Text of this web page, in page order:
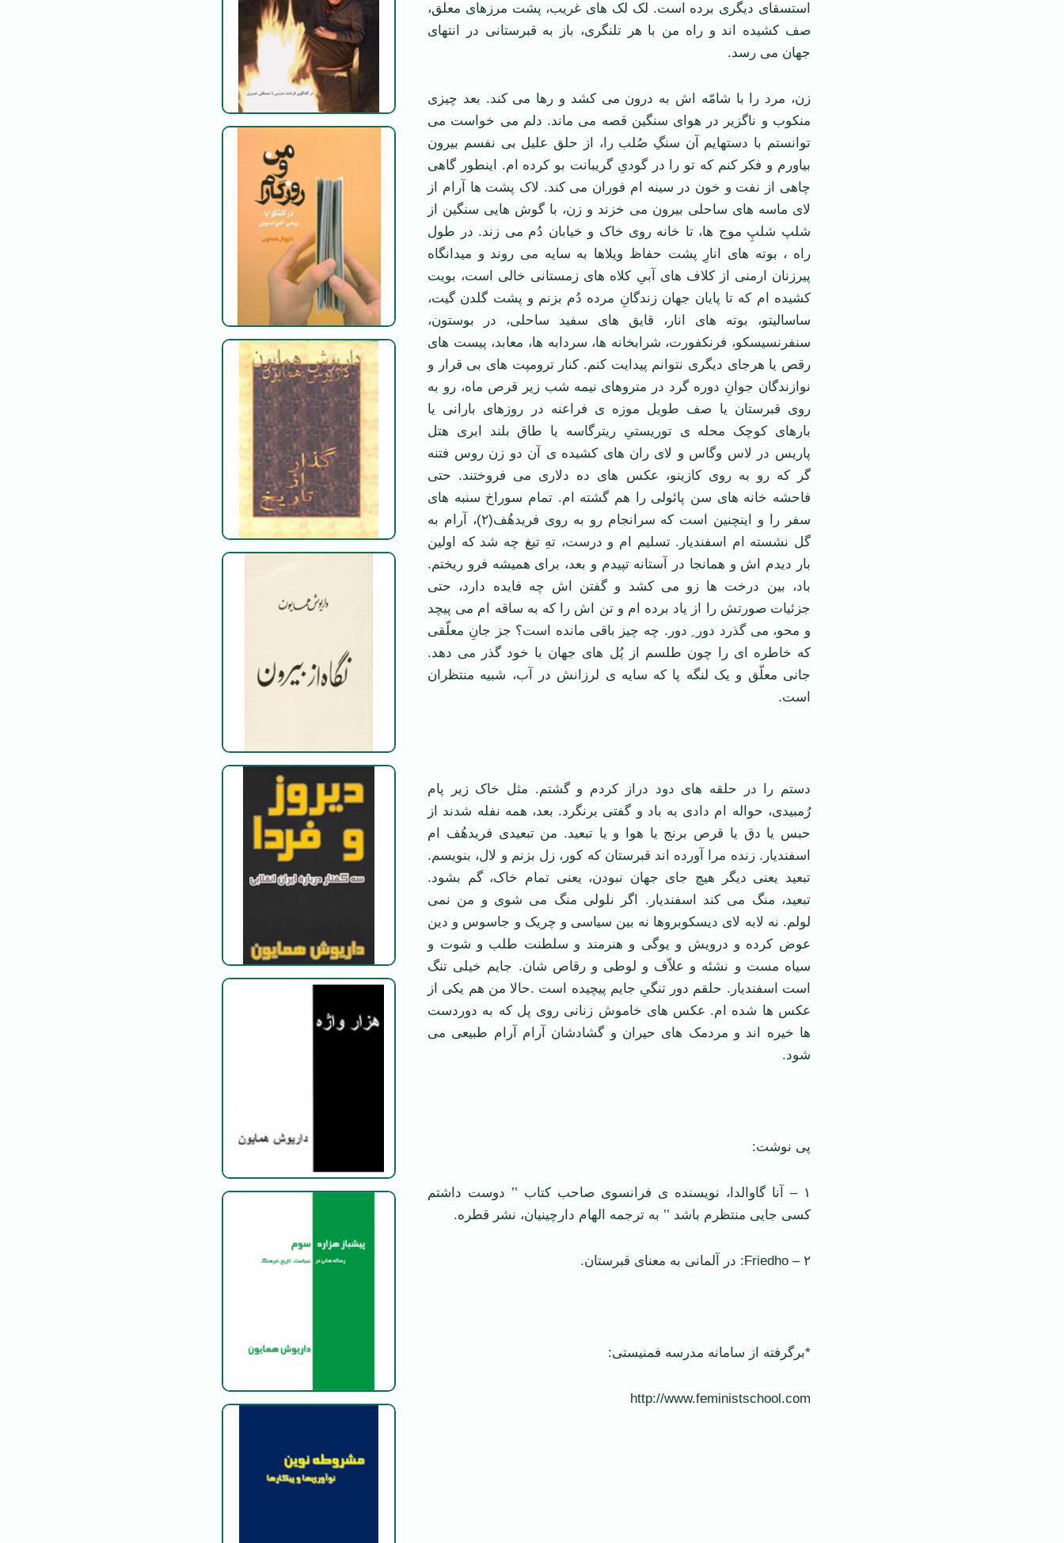
استسقای دیگری برده است. لک لک های غریب، پشت مرزهای معلق،
صف کشیده اند و راه من با هر تلنگری، باز به قبرستانی در انتهای
جهان می رسد.
زن، مرد را با شامّه اش به درون می کشد و رها می کند. بعد چیزی
منکوب و ناگزیر در هوای سنگین قصه می ماند. دلم می خواست می
توانستم با دستهایم آن سنگِ صُلب را، از حلق علیل بی نفسم بیرون
بیاورم و فکر کنم که تو را در گودیِ گریبانت بو کرده ام. اینطور گاهی
چاهی از نفت و خون در سینه ام فوران می کند. لاک پشت ها آرام از
لای ماسه های ساحلی بیرون می خزند و زن، با گوش هایی سنگین از
شلپ شلپِ موج ها، تا خانه روی خاک و خیابان دُم می زند. در طول
راه ، بوته های انارِ پشت حفاظ ویلاها به سایه می روند و میدانگاه
پیرزنان ارمنی از کلاف های آبیِ کلاه های زمستانی خالی است، بویت
کشیده ام که تا پایان جهان زندگانِ مرده دُم بزنم و پشت گلدن گیت،
ساسالیتو، بوته های انار، قایق های سفید ساحلی، در بوستون،
سنفرنسیسکو، فرنکفورت، شرابخانه ها، سردابه ها، معابد، پیست های
رقص یا هرجای دیگری نتوانم پیدایت کنم. کنار ترومپت های بی قرار و
نوازندگان جوانِ دوره گرد در متروهای نیمه شب زیر قرص ماه، رو به
روی قبرستان یا صف طویل موزه ی فراعنه در روزهای بارانی یا
بارهای کوچک محله ی توریستیِ ریترگاسه یا طاق بلند ابری هتل
پاریس در لاس وگاس و لای ران های کشیده ی آن دو زن روس فتنه
گر که رو به روی کازینو، عکس های ده دلاری می فروختند. حتی
فاحشه خانه های سن پائولی را هم گشته ام. تمام سوراخ سنبه های
سفر را و اینچنین است که سرانجام رو به روی فریدهُف(۲)، آرام به
گل نشسته ام اسفندیار. تسلیم ام و درست، تهِ تیغ چه شد که اولین
بار دیدم اش و همانجا در آستانه تپیدم و بعد، برای همیشه فرو ریختم.
باد، بین درخت ها زو می کشد و گفتن اش چه فایده دارد، حتی
جزئیات صورتش را از یاد برده ام و تن اش را که به ساقه ام می پیچد
و محو، می گذرد دور ِ دور. چه چیز باقی مانده است؟ جز جانِ معلّقی
که خاطره ای را چون طلسم از پُل های جهان با خود گذر می دهد.
جانی معلّق و یک لنگه پا که سایه ی لرزانش در آب، شبیه منتظران
است.
دستم را در حلقه های دود دراز کردم و گشتم. مثل خاک زیر پام
رُمبیدی، حواله ام دادی به باد و گفتی برنگرد. بعد، همه نفله شدند از
حبس یا دق یا قرص برنج یا هوا و یا تبعید. من تبعیدی فریدهُف ام
اسفندیار. زنده مرا آورده اند قبرستان که کور، زل بزنم و لال، بنویسم.
تبعید یعنی دیگر هیچ جای جهان نبودن، یعنی تمام خاک، گم بشود.
تبعید، منگ می کند اسفندیار. اگر نلولی منگ می شوی و من نمی
لولم. نه لابه لای دیسکوبروها نه بین سیاسی و چریک و جاسوس و دین
عوض کرده و درویش و یوگی و هنرمند و سلطنت طلب و شوت و
سیاه مست و نشئه و علاّف و لوطی و رقاص شان. جایم خیلی تنگ
است اسفندیار. حلقم دور تنگیِ جایم پیچیده است .حالا من هم یکی از
عکس ها شده ام. عکس های خاموش زنانی روی پل که به دوردست
ها خیره اند و مردمک های حیران و گشادشان آرام آرام طبیعی می
شود.
پی نوشت:
۱ – آنا گاوالدا، نویسنده ی فرانسوی صاحب کتاب ’’ دوست داشتم
کسی جایی منتظرم باشد ’’ به ترجمه الهام دارچینیان، نشر قطره.
۲ – Friedho: در آلمانی به معنای قبرستان.
*برگرفته از سامانه مدرسه فمنیستی:
http://www.feministschool.com